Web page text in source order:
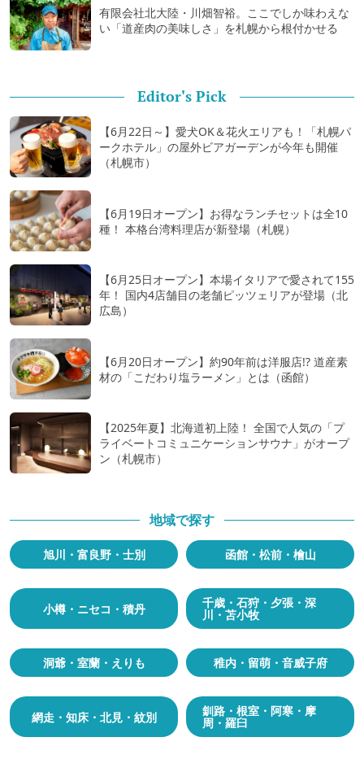
有限会社北大陸・川畑智裕。ここでしか味わえな
い「道産肉の美味しさ」を札幌から根付かせる
Editor's Pick
【6月22日～】愛犬OK＆花火エリアも！「札幌パ
ークホテル」の屋外ビアガーデンが今年も開催
（札幌市）
【6月19日オープン】お得なランチセットは全10
種！ 本格台湾料理店が新登場（札幌）
【6月25日オープン】本場イタリアで愛されて155
年！ 国内4店舗目の老舗ピッツェリアが登場（北
広島）
【6月20日オープン】約90年前は洋服店!? 道産素
材の「こだわり塩ラーメン」とは（函館）
【2025年夏】北海道初上陸！ 全国で人気の「プ
ライベートコミュニケーションサウナ」がオープ
ン（札幌市）
地域で探す
旭川・富良野・士別 函館・松前・檜山
小樽・ニセコ・積丹 千歳・石狩・夕張・深
川・苫小牧
洞爺・室蘭・えりも 稚内・留萌・音威子府
網走・知床・北見・紋別 釧路・根室・阿寒・摩
周・羅臼